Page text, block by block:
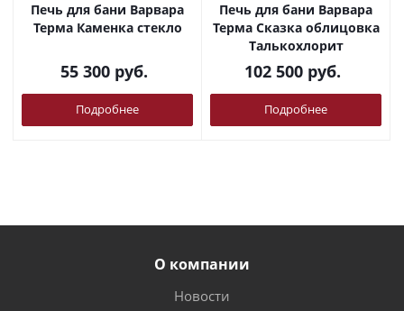
Печь для бани Варвара
Терма Каменка стекло
55 300 руб.
Подробнее
Печь для бани Варвара
Терма Сказка облицовка
Талькохлорит
102 500 руб.
Подробнее
О компании
Новости